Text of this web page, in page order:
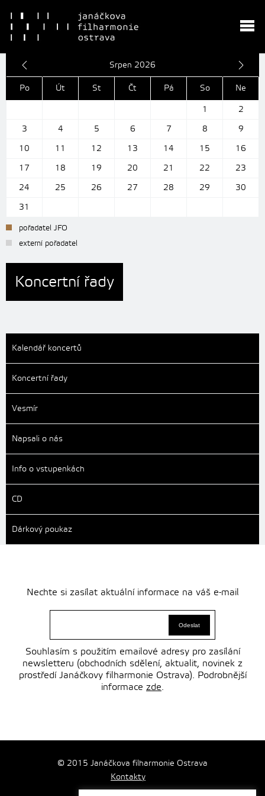
Srpen 2026
Po Út St Čt Pá So
Ne
1
2
3
4 5 6 7 8
9
10
11 12 13 14 15
16
17
18 19 20 21 22
23
24
25 26 27 28 29
30
31
pořadatel JFO
externí pořadatel
Koncertní řady
Kalendář koncertů
Koncertní řady
Vesmír
Napsali o nás
Info o vstupenkách
CD
Dárkový poukaz
Nechte si zasílat aktuální informace na váš e-mail
Souhlasím s použitím emailové adresy pro zasílání
newsletteru (obchodních sdělení, aktualit, novinek z
prostředí Janáčkovy filharmonie Ostrava). Podrobnější
informace zde.
© 2015 Janáčkova filharmonie Ostrava
Kontakty